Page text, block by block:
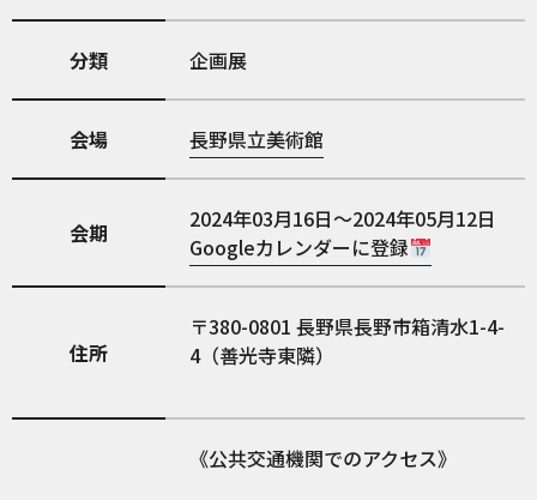
分類 企画展
会場 長野県立美術館
会期
2024年03月16日～2024年05月12日
Googleカレンダーに登録
住所
380-0801 長野県長野市箱清水1-4-
4（善光寺東隣）
《公共交通機関でのアクセス》